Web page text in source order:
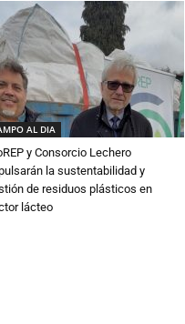
AL DIA
y Consorcio Lechero
la sustentabilidad y
de residuos plásticos en
lácteo